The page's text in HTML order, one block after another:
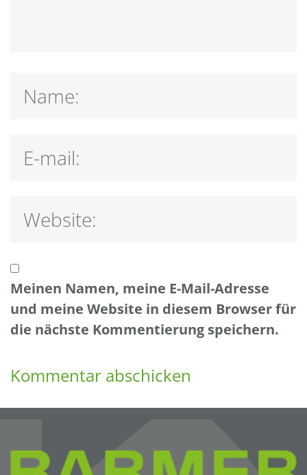
Meinen Namen, meine E-Mail-Adresse
und meine Website in diesem Browser für
die nächste Kommentierung speichern.